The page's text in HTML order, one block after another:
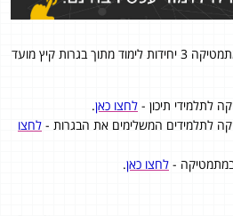
להלן טופס שאלון מספר 803 במתמטיקה 3 יחידות לימוד מתוך בגרות קיץ מועד
לתלמידי תיכון - לחצו כאן.
לתלמידים המשלימים את הבגרות - לחצו
- לחצו כאן.